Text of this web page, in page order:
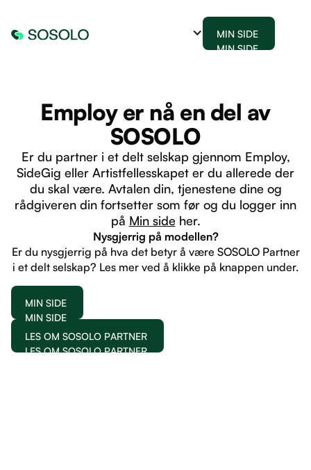
MIN SIDE
MIN SIDE
Employ er nå en del av
SOSOLO
Er du partner i et delt selskap gjennom Employ,
SideGig eller Artistfellesskapet er du allerede der
du skal være. Avtalen din, tjenestene dine og
rådgiveren din fortsetter som før og du logger inn
på Min side her.
Nysgjerrig på modellen?
Er du nysgjerrig på hva det betyr å være SOSOLO Partner
i et delt selskap? Les mer ved å klikke på knappen under.
MIN SIDE
MIN SIDE
LES OM SOSOLO PARTNER
LES OM SOSOLO PARTNER